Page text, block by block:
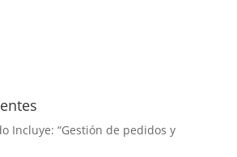
Incluye: “Gestión de pedidos y